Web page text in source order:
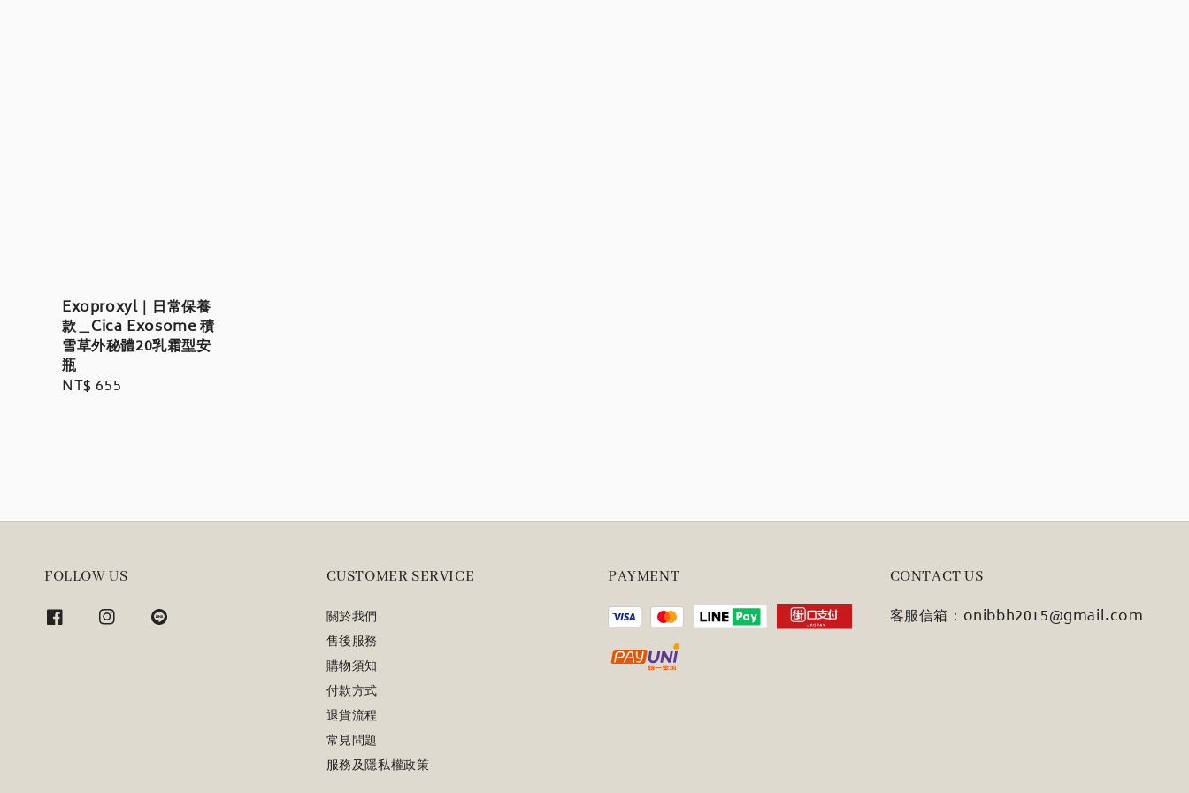
Exoproxyl｜日常保養
款＿Cica Exosome 積
雪草外秘體20乳霜型安
瓶
Regular
NT$ 655
FOLLOW US CUSTOMER SERVICE
關於我們
售後服務
購物須知
付款方式
退貨流程
常見問題
服務及隱私權政策
PAYMENT CONTACT US
客服信箱：onibbh2015@gmail.com